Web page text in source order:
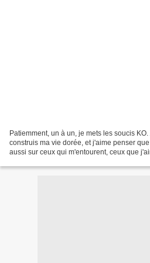
Patiemment, un à un, je mets les soucis
construis ma vie dorée, et j'aime penser
aussi sur ceux qui m'entourent, ceux que